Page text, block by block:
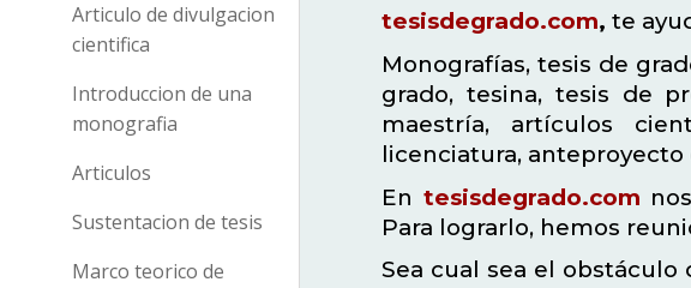
Articulo de divulgacion
cientifica
Introduccion de una
monografia
Articulos
Sustentacion de tesis
Marco teorico de
tesisdegrado.com, te
Monografías, tesis de
grado, tesina, tesis de
maestría, artículos
licenciatura,
En tesisdegrado.com
Para lograrlo, hemos
Sea cual sea el